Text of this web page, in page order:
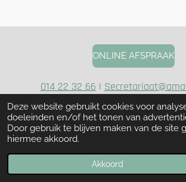
Deze website gebruikt cookies voor
doeleinden en/of het tonen van
Door gebruik te blijven maken van de site
hiermee akkoord.
Akkoord
ONLINE AFSPRAAK
014 22 32 66 |
Madrigaalstraat 1 - 2200
© 2020 - 2023 Ama Vitam | 0848.687.147
Telefoonnummer